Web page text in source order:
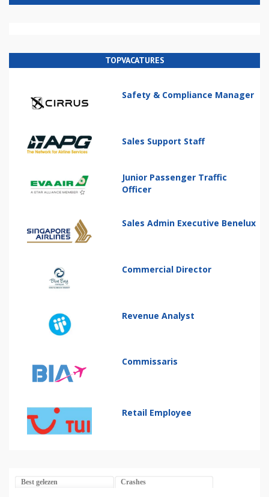
TOPVACATURES
Safety & Compliance Manager
Sales Support Staff
Junior Passenger Traffic
Officer
Sales Admin Executive Benelux
Commercial Director
Revenue Analyst
Commissaris
Retail Employee
Best gelezen Crashes